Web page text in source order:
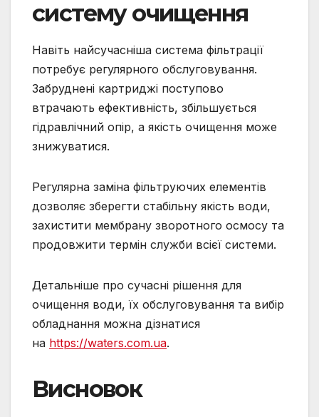
систему очищення
Навіть найсучасніша система фільтрації
потребує регулярного обслуговування.
Забруднені картриджі поступово
втрачають ефективність, збільшується
гідравлічний опір, а якість очищення може
знижуватися.
Регулярна заміна фільтруючих елементів
дозволяє зберегти стабільну якість води,
захистити мембрану зворотного осмосу та
продовжити термін служби всієї системи.
Детальніше про сучасні рішення для
очищення води, їх обслуговування та вибір
обладнання можна дізнатися
на https://waters.com.ua.
Висновок